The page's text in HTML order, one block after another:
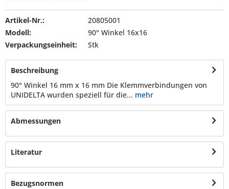
Artikel-Nr.:
20805001
Modell:
90° Winkel 16x16
Verpackungseinheit:
Stk
Beschreibung
90° Winkel 16 mm x 16 mm Die Klemmverbindungen von
UNIDELTA wurden speziell für die... mehr
Abmessungen
Literatur
Bezugsnormen